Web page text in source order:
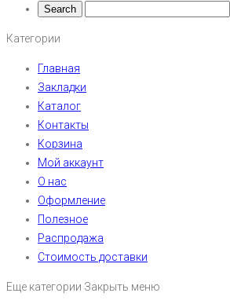
Категории
Главная
Закладки
Каталог
Контакты
Корзина
Мой аккаунт
О нас
Оформление
Полезное
Распродажа
Стоимость доставки
Еще категории Закрыть меню